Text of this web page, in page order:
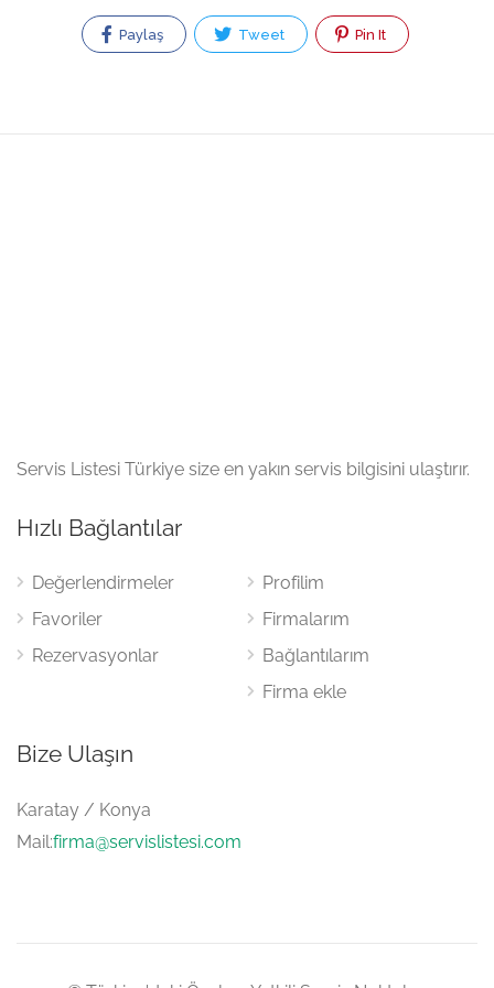
Paylaş Tweet Pin It
Servis Listesi Türkiye size en yakın servis bilgisini ulaştırır.
Hızlı Bağlantılar
Değerlendirmeler
Favoriler
Rezervasyonlar
Profilim
Firmalarım
Bağlantılarım
Firma ekle
Bize Ulaşın
Karatay / Konya
Mail:firma@servislistesi.com